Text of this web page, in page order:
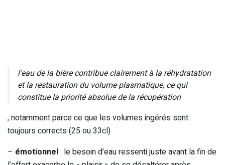
l’eau de la bière contribue clairement à la réhydratation
et la restauration du volume plasmatique, ce qui
constitue la priorité absolue de la récupération
; notamment parce ce que les volumes ingérés sont
toujours corrects (25 ou 33cl)
– émotionnel: le besoin d’eau ressenti juste avant la fin de